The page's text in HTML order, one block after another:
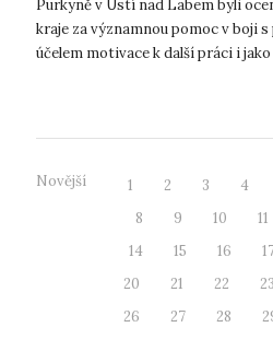
Purkyně v Ústí nad Labem byli
kraje za významnou pomoc v boji
účelem motivace k další práci i
Novější 1 2 3 4
8
9 10 11
14
15 16
20
21 22 23
26
27 28